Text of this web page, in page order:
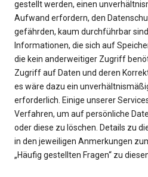
gestellt werden, einen
Aufwand erfordern, den
gefährden, kaum durchführbar
Informationen, die sich auf
die kein anderweitiger Zugriff
Zugriff auf Daten und deren
es wäre dazu ein
erforderlich. Einige unserer
Verfahren, um auf persönliche
oder diese zu löschen. Details zu
in den jeweiligen Anmerkungen
„Häufig gestellten Fragen“ zu